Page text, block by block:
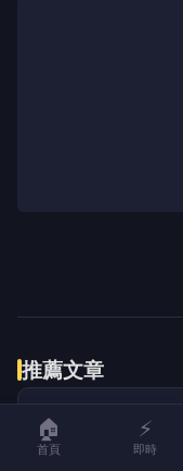
推薦文章
🏠
首頁
⚡
即時